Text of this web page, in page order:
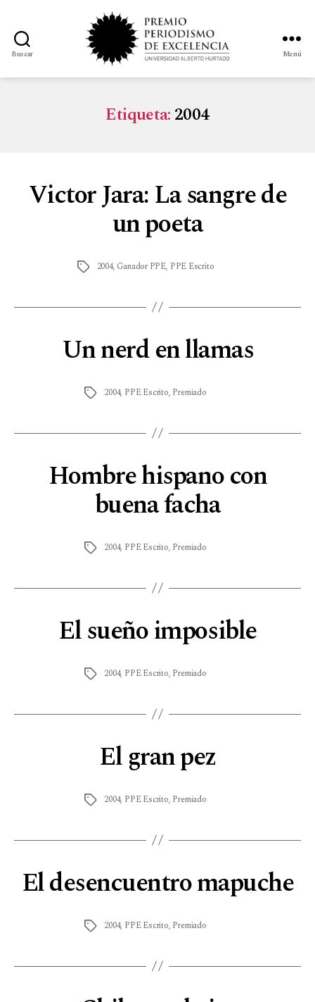
Buscar Menú
Etiqueta:2004
Victor Jara: La sangre de
un poeta
2004, Ganador PPE, PPE Escrito
Un nerd en llamas
2004, PPE Escrito, Premiado
Hombre hispano con
buena facha
2004, PPE Escrito, Premiado
El sueño imposible
2004, PPE Escrito, Premiado
El gran pez
2004, PPE Escrito, Premiado
El desencuentro mapuche
2004, PPE Escrito, Premiado